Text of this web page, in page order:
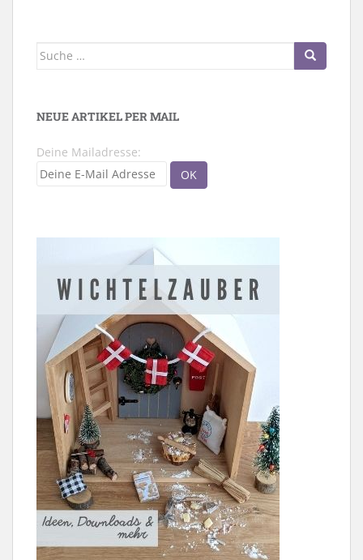
Suche
NEUE ARTIKEL PER MAIL
Deine Mailadresse: